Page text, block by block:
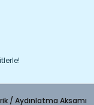
/ Aydınlatma Aksamı